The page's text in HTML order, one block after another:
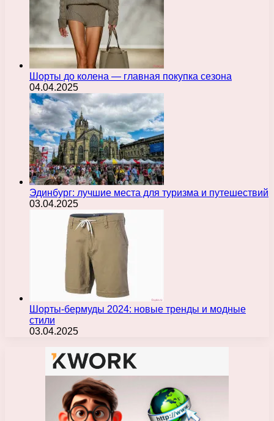
Шорты до колена — главная покупка сезона
04.04.2025
Эдинбург: лучшие места для туризма и путешествий
03.04.2025
Шорты-бермуды 2024: новые тренды и модные
стили
03.04.2025